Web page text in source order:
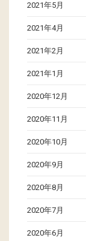
2021年5月
2021年4月
2021年2月
2021年1月
2020年12月
2020年11月
2020年10月
2020年9月
2020年8月
2020年7月
2020年6月